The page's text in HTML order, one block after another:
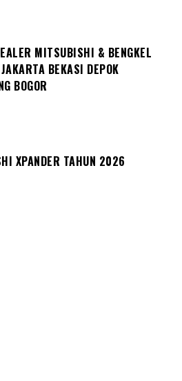
MITSUBISHI & BENGKEL
BEKASI DEPOK
BOGOR
XPANDER TAHUN 2026